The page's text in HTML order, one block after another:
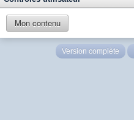
Mon contenu
Version complète